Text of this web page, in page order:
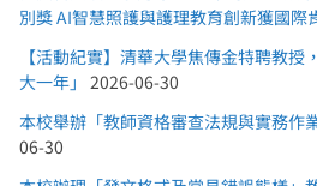
別獎 AI智慧照護與護理教育創新獲國際
【活動紀實】清華大學焦傳金特聘教
大一年」 2026-06-30
本校舉辦「教師資格審查法規與實務作
06-30